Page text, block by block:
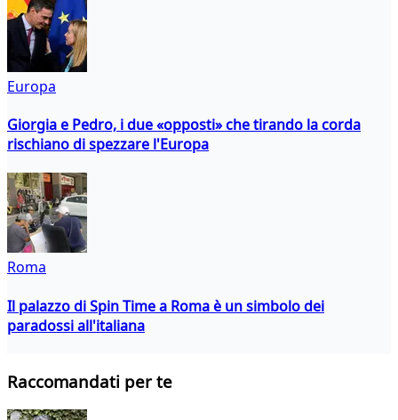
Europa
Giorgia e Pedro, i due «opposti» che tirando la corda
rischiano di spezzare l'Europa
Roma
Il palazzo di Spin Time a Roma è un simbolo dei
paradossi all'italiana
Raccomandati per te